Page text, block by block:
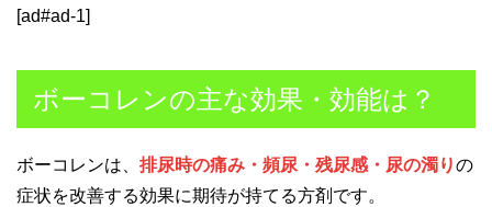
[ad#ad-1]
ボーコレンの主な効果・効能は？
ボーコレンは、 排尿時の痛み・頻尿・残尿感・尿の濁りの
症状を改善する効果に期待が持てる方剤です。